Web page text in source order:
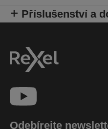
Příslušenství a
Odebírejte